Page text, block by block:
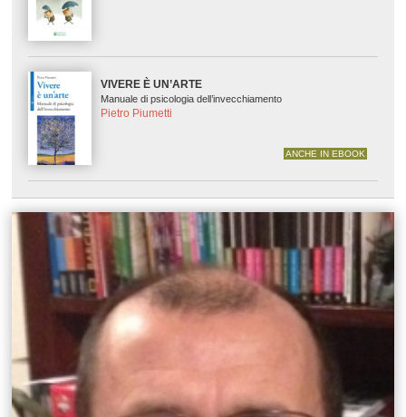
VIVERE È UN’ARTE
Manuale di psicologia dell’invecchiamento
Pietro Piumetti
ANCHE IN EBOOK